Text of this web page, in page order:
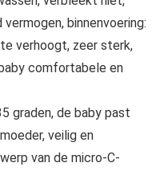
binnenvoering:
verhoogt, zeer sterk,
comfortabele en
graden, de baby past
veilig en
van de micro-C-